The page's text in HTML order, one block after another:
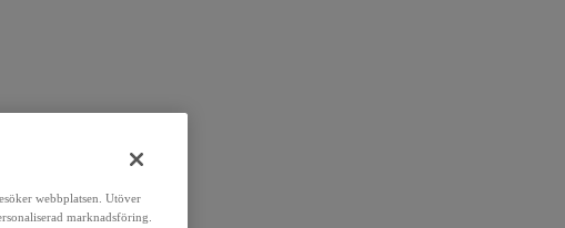
webbplatsen. Utöver
marknadsföring.